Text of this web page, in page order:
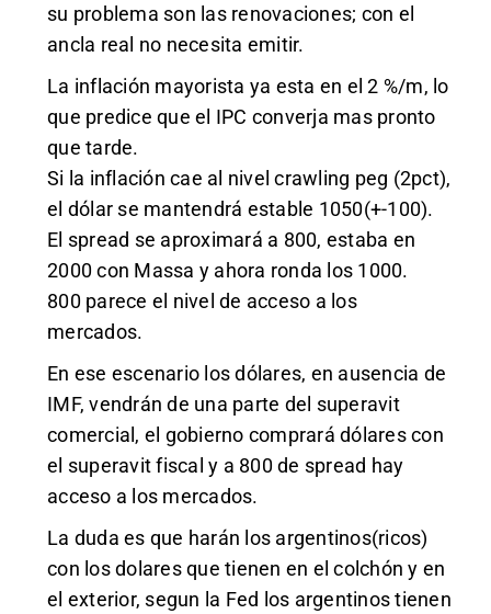
su problema son las renovaciones; con el
ancla real no necesita emitir.
La inflación mayorista ya esta en el 2 %/m, lo
que predice que el IPC converja mas pronto
que tarde.
Si la inflación cae al nivel crawling peg (2pct),
el dólar se mantendrá estable 1050(+-100).
El spread se aproximará a 800, estaba en
2000 con Massa y ahora ronda los 1000.
800 parece el nivel de acceso a los
mercados.
En ese escenario los dólares, en ausencia de
IMF, vendrán de una parte del superavit
comercial, el gobierno comprará dólares con
el superavit fiscal y a 800 de spread hay
acceso a los mercados.
La duda es que harán los argentinos(ricos)
con los dolares que tienen en el colchón y en
el exterior, segun la Fed los argentinos tienen